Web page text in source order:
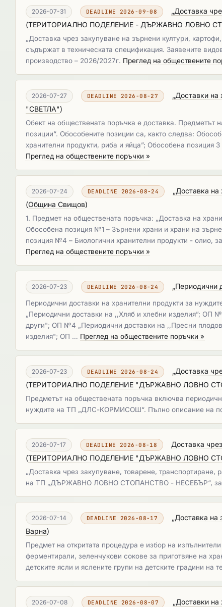
2026-07-31 DEADLINE 2026-09-08
„Доставка
(ТЕРИТОРИАЛНО ПОДЕЛЕНИЕ - ДЪРЖАВНО ЛОВНО
„Доставка чрез закупуване на зърнени култури,
съдържат в техническата спецификация. Заявените
производство – 2026/2027г. ​​​​​​​ Преглед на обществените
2026-07-27 DEADLINE 2026-08-27 „Доставки на
"СВЕТЛА")
Обект на обществената поръчка е доставка. Предметът
позиции“. Обособените позиции са, както следва:
хранителни продукти, риба и яйца”; Обособена позиция
Преглед на обществените поръчки »
2026-07-24 DEADLINE 2026-08-24
„Доставка
(Община Свищов)
1. Предмет на обществената поръчка: „Доставка на
Обособена позиция №1 – Зърнени храни и храни на
позиция №4 – Биологични хранителни продукти - олио,
Преглед на обществените поръчки »
2026-07-23 DEADLINE 2026-08-24 „Периодични
Периодични доставки на хранителни продукти за
„Периодични доставки на ,,Хляб и хлебни изделия”;
други"; ОП №4 „Периодични доставки на ,,Пресни
изделия"; ОП … Преглед на обществените поръчки »
2026-07-23 DEADLINE 2026-08-24
„Доставка
(ТЕРИТОРИАЛНО ПОДЕЛЕНИЕ "ДЪРЖАВНО ЛОВНО
Предметът на обществената поръчка включва
нуждите на ТП „ДЛС-КОРМИСОШ“. Пълно описание на
2026-07-17 DEADLINE 2026-08-18
Доставка
(ТЕРИТОРИАЛНО ПОДЕЛЕНИЕ "ДЪРЖАВНО ЛОВНО
„Доставка чрез закупуване, товарене,
на ТП „ДЪРЖАВНО ЛОВНО СТОПАНСТВО - НЕСЕБЪР“, за
2026-07-14 DEADLINE 2026-08-17 „Доставка на
Варна)
Предмет на откритата процедура е избор на
ферментирали, зеленчукови сокове за приготвяне на
детските ясли и яслените групи на детските градини
2026-07-08 DEADLINE 2026-08-07 „Доставки